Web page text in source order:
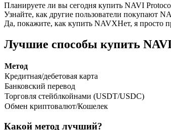
USDC фьючерсы
Планируете ли вы сегодня купить NAVI
Узнайте, как другие пользователи покупают
Да, покажите, как купить NAVXНет, я просто
Лучшие способы купить
Метод
Кредитная/дебетовая карта
Банковский перевод
Торговля стейблкойнами (USDT/USDC)
Обмен криптовалют/Кошелек
Какой метод лучший?